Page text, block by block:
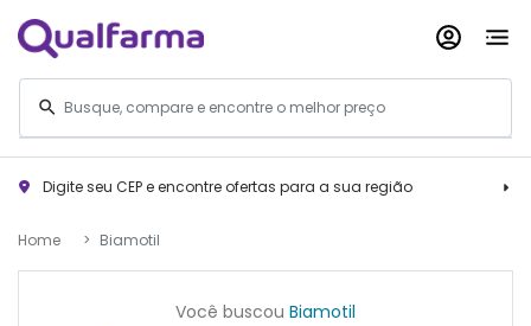
Digite seu CEP e encontre ofertas para a sua região
Home Biamotil
Você buscou Biamotil